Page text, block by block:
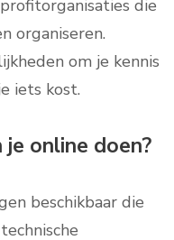
die
organiseren.
om je kennis
iets kost.
online doen?
beschikbaar die